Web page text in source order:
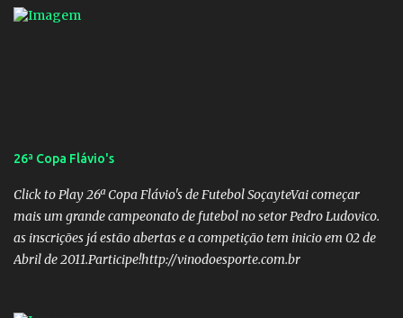
dos Santos Veículo: Rádio 730 TESOUREIRO Nome: Cleison
Castro Lino Veículo: TV Anhanguera Membro 03: Nome: Adolfo
Campos Filho Veículo: Rádio Difusora SUPLENTES: Membro 01:
Nome: Victor Hugo de Araújo Veículo: Equipe do Mané Membro
02: Nome: Custódio Ricardo soares Teixeira Veículo: Rádio ...
26ª Copa Flávio's
Click to Play 26ª Copa Flávio's de Futebol SoçayteVai começar
mais um grande campeonato de futebol no setor Pedro Ludovico.
as inscrições já estão abertas e a competição tem inicio em 02 de
Abril de 2011.Participe!http://vinodoesporte.com.br